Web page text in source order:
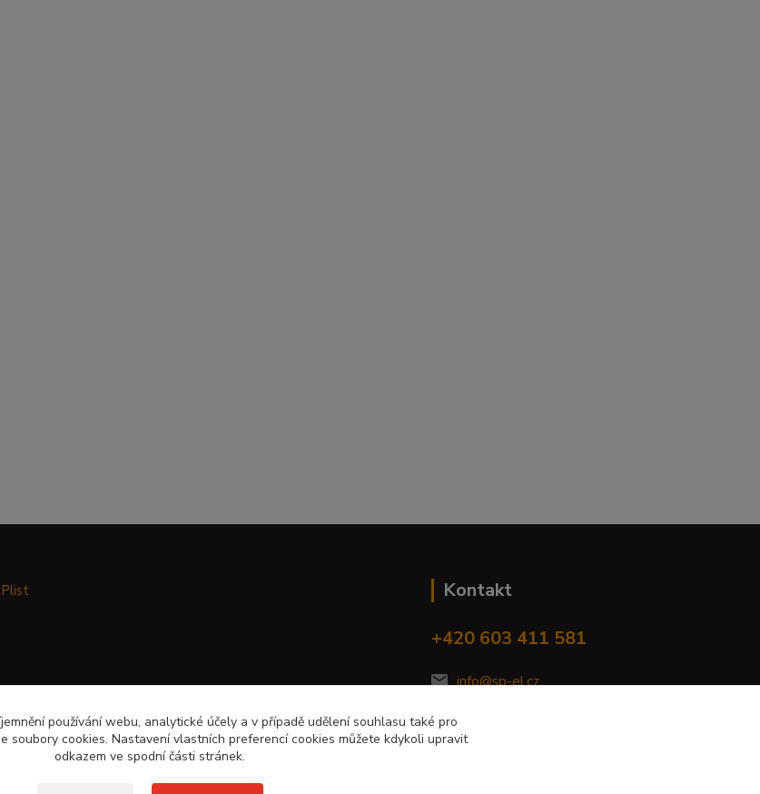
Kontakt
+420 603 411 581
info@sp-el.cz
používání webu, analytické účely a v případě udělení souhlasu také pro
soubory cookies. Nastavení vlastních preferencí cookies můžete kdykoli upravit
odkazem ve spodní části stránek.